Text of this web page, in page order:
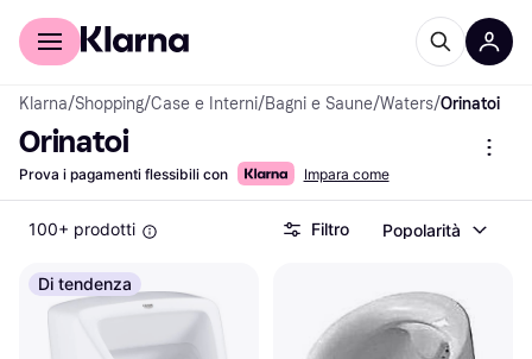
Per il tuo shopping
Klarna/Shopping/Case e Interni/Bagni e Saune/Waters/Orinatoi
Orinatoi
Prova i pagamenti flessibili con Impara come
100+ prodotti Filtro Popolarità
Di tendenza